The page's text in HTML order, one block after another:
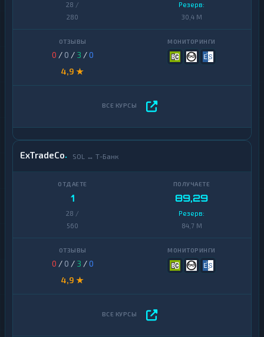
28 /
280
Резерв:
30,4 M
0 / 0 / 3 /0
4,9 ★
ExTradeCo SOL ↔ Т-Банк
1
28 /
560
89,29
Резерв:
84,7 M
0 / 0 / 3 /0
4,9 ★